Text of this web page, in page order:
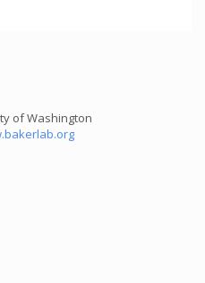
of Washington